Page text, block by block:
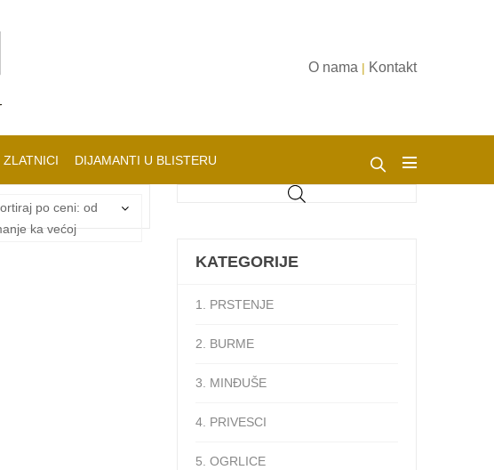
O nama | Kontakt
ZLATNICI DIJAMANTI U BLISTERU
po ceni: od
ka većoj
KATEGORIJE
1. PRSTENJE
2. BURME
3. MINĐUŠE
4. PRIVESCI
5. OGRLICE